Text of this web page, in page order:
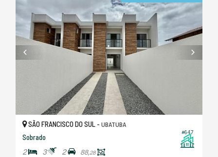
#647
SÃO FRANCISCO DO SUL - UBATUBA
Sobrado
2 3 2 88,28